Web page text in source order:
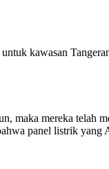
kawasan
maka mereka telah
panel listrik yang